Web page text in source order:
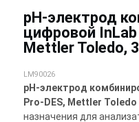
pH-электрод
цифровой InLab
Mettler Toledo,
LM90026
pH-электрод
Pro-DES, Mettler Toledo
назначения для